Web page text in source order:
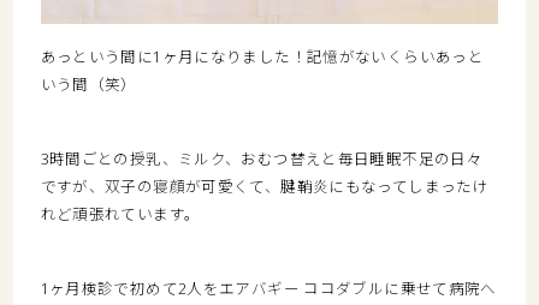
あっという間に1 ヶ月になりました！ 記憶がないくらいあっと
いう間（笑）
3時間ごとの授乳、ミルク、 おむつ替えと毎日睡眠不足の日々
ですが、双子の寝顔が可愛くて、腱鞘炎にもなってしまったけ
れど頑張れています。
1 ヶ月検診で初めて2人をエアバギー ココダブルに乗せて病院へ